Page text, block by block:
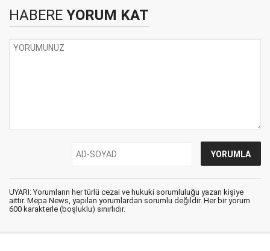
HABERE YORUM KAT
UYARI: Yorumların her türlü cezai ve hukuki sorumluluğu yazan kişiye
aittir. Mepa News, yapılan yorumlardan sorumlu değildir. Her bir yorum
600 karakterle (boşluklu) sınırlıdır.